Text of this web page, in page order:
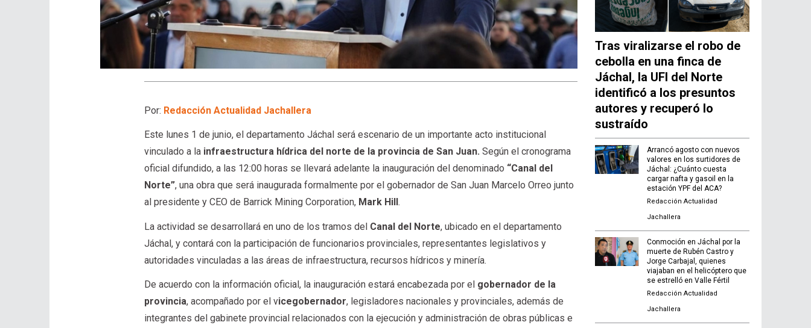
Por: Redacción Actualidad Jachallera
Este lunes 1 de junio, el departamento Jáchal será escenario de un importante acto institucional
vinculado a la infraestructura hídrica del norte de la provincia de San Juan.Según el cronograma
oficial difundido, a las 12:00 horas se llevará adelante la inauguración del denominado “Canal del
Norte”, una obra que será inaugurada formalmente por el gobernador de San Juan Marcelo Orreo junto
al presidente y CEO de Barrick Mining Corporation, Mark Hill.
La actividad se desarrollará en uno de los tramos del Canal del Norte, ubicado en el departamento
Jáchal, y contará con la participación de funcionarios provinciales, representantes legislativos y
autoridades vinculadas a las áreas de infraestructura, recursos hídricos y minería.
De acuerdo con la información oficial, la inauguración estará encabezada por el gobernador de la
provincia, acompañado por el vicegobernador, legisladores nacionales y provinciales, además de
integrantes del gabinete provincial relacionados con la ejecución y administración de obras públicas e
Tras viralizarse el robo de
cebolla en una finca de
Jáchal, la UFI del Norte
identificó a los presuntos
autores y recuperó lo
sustraído
Arrancó agosto con nuevos
valores en los surtidores de
Jáchal: ¿Cuánto cuesta
cargar nafta y gasoil en la
estación YPF del ACA?
Redacción Actualidad
Jachallera
Conmoción en Jáchal por la
muerte de Rubén Castro y
Jorge Carbajal, quienes
viajaban en el helicóptero que
se estrelló en Valle Fértil
Redacción Actualidad
Jachallera